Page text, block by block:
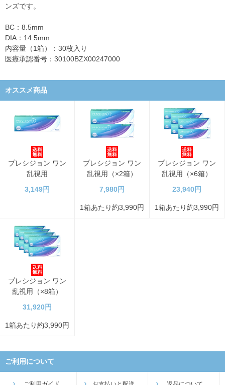
ンズです。
BC：8.5mm
DIA：14.5mm
内容量（1箱）：30枚入り
医療承認番号：30100BZX00247000
オススメ商品
プレシジョン ワン
乱視用
3,149円
プレシジョン ワン
乱視用（×2箱）
7,980円
1箱あたり約3,990円
プレシジョン ワン
乱視用（×6箱）
23,940円
1箱あたり約3,990円
プレシジョン ワン
乱視用（×8箱）
31,920円
1箱あたり約3,990円
ご利用について